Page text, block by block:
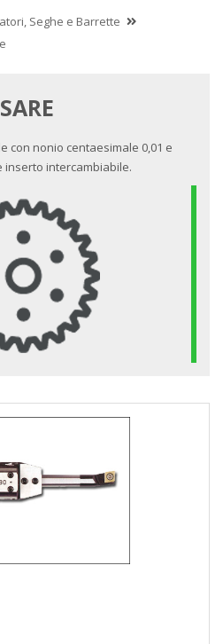
Seghe e Barrette
con nonio centaesimale 0,01 e
inserto intercambiabile.